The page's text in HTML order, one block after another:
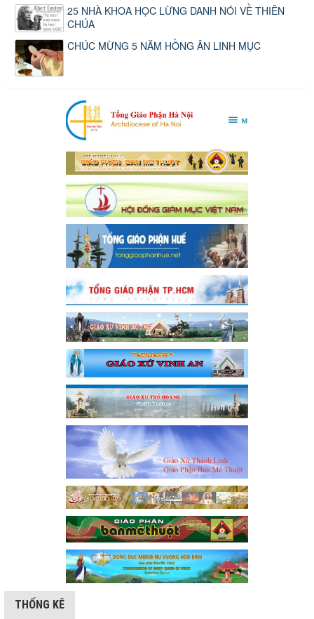
25 NHÀ KHOA HỌC LỪNG DANH NÓI VỀ THIÊN
CHÚA
CHÚC MỪNG 5 NĂM HỒNG ÂN LINH MỤC
THỐNG KÊ